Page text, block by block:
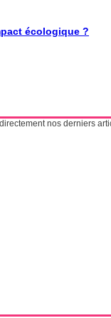
écologique ?
nos derniers